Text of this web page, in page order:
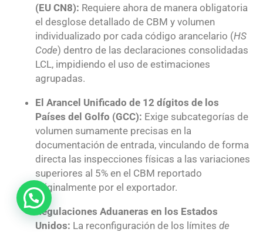
(EU CN8): Requiere ahora de manera obligatoria
el desglose detallado de CBM y volumen
individualizado por cada código arancelario (HS
Code) dentro de las declaraciones consolidadas
LCL, impidiendo el uso de estimaciones
agrupadas.
El Arancel Unificado de 12 dígitos de los
Países del Golfo (GCC): Exige subcategorías de
volumen sumamente precisas en la
documentación de entrada, vinculando de forma
directa las inspecciones físicas a las variaciones
superiores al 5% en el CBM reportado
originalmente por el exportador.
Regulaciones Aduaneras en los Estados
Unidos: La reconfiguración de los límites de